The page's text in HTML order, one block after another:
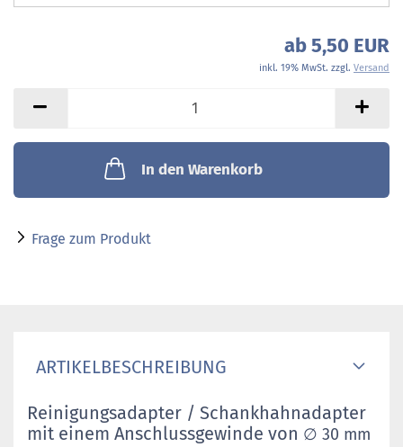
ab 5,50 EUR
inkl. 19% MwSt. zzgl. Versand
In den Warenkorb
Frage zum Produkt
ARTIKELBESCHREIBUNG
Reinigungsadapter / Schankhahnadapter
mit einem Anschlussgewinde von ∅ 30 mm